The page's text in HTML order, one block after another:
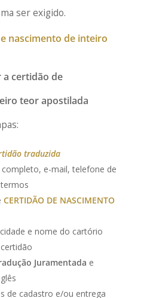
ser exigido.
nascimento de inteiro
a certidão de
teor apostilada
traduzida
e-mail, telefone de
CERTIDÃO DE NASCIMENTO
e nome do cartório
Juramentada e
de cadastro e/ou entrega